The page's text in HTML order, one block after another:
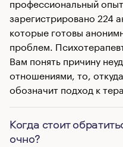
зарегистрировано 224
которые готовы
проблем.
Вам понять причину
отношениями, то,
обозначит подход к
Когда стоит
очно?